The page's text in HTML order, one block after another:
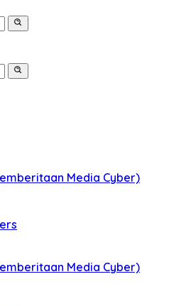
Media Cyber)
Media Cyber)